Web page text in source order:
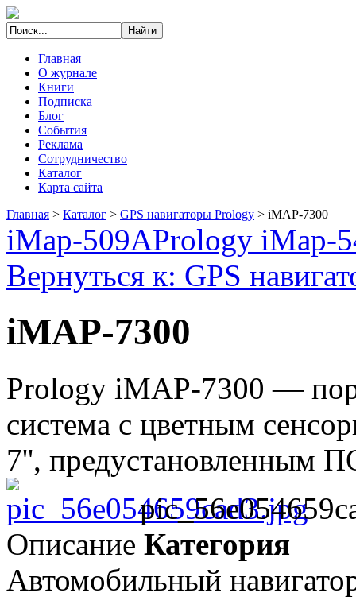
Главная
О журнале
Книги
Подписка
Блог
События
Реклама
Сотрудничество
Каталог
Карта сайта
Главная > Каталог > GPS навигаторы Prology > iMAP-7300
iMap-509APrology iMap-
Вернуться к: GPS
iMAP-7300
Prology iMAP-7300 —
система с цветным
7'', предустановленным
Описание Категория
Автомобильный